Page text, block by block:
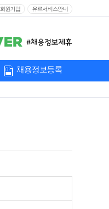
회원가입 유료서비스안내
채용정보등록